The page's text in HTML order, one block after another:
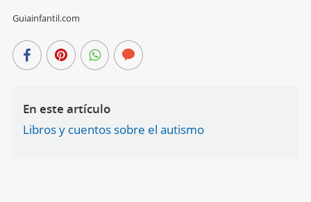
Guiainfantil.com
En este artículo
Libros y cuentos sobre el autismo